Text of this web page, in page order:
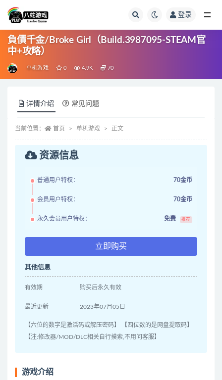
登录
負債千金/Broke Girl（Build.3987095-STEAM官
中+攻略）
单机游戏 0 4.9K 70
详情介绍 常见问题
当前位置： 首页 单机游戏 正文
资源信息
普通用户特权： 70金币
会员用户特权： 70金币
永久会员用户特权： 免费 推荐
立即购买
其他信息
有效期 购买后永久有效
最近更新 2023年07月05日
【六位的数字是激活码或解压密码】 【四位数的是网盘提取码】
【注:修改器/MOD/DLC相关自行摸索,不用问客服】
游戏介绍